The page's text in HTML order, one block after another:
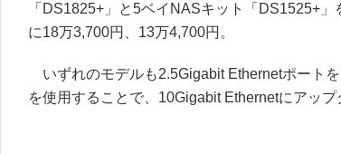
「DS1825+」と5ベイNASキット「DS1525+
に18万3,700円、13万4,700円。
いずれのモデルも2.5Gigabit Ethernetポート
を使用することで、10Gigabit Ethernetにアップ